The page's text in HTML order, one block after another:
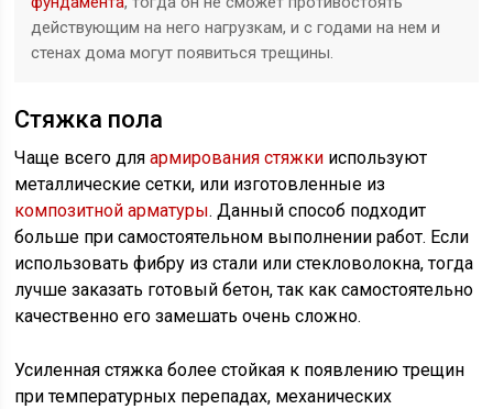
действующим на него нагрузкам, и с годами на нем и
стенах дома могут появиться трещины.
Стяжка пола
Чаще всего дляармирования стяжки используют
металлические сетки, или изготовленные из
композитной арматуры. Данный способ подходит
больше при самостоятельном выполнении работ. Если
использовать фибру из стали или стекловолокна, тогда
лучше заказать готовый бетон, так как самостоятельно
качественно его замешать очень сложно.
Усиленная стяжка более стойкая к появлению трещин
при температурных перепадах, механических